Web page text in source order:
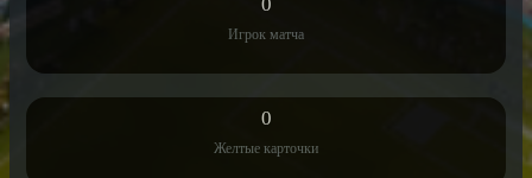
0
Игрок матча
0
Желтые карточки